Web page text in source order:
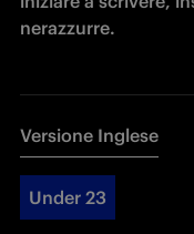
nerazzurre.
Versione Inglese
Under 23